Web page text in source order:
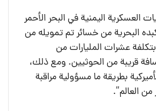
العسكرية اليمنية في البحر الأحمر
البحرية من خسائر تم تمويله من
عشرات المليارات من
قريبة من الحوثيين. ومع ذلك،
بطريقة ما مسؤولية مراقبة
العالم”.